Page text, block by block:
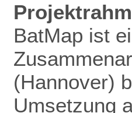
BatMap ist
(Hannover)
Umsetzung